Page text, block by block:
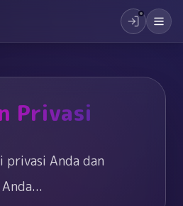
Privasi
privasi Anda dan